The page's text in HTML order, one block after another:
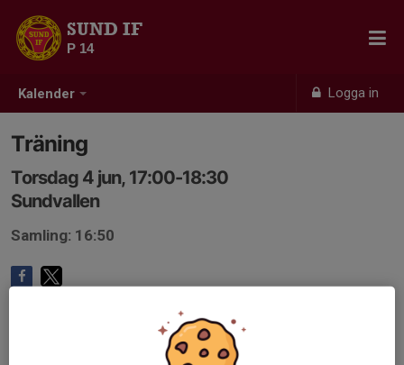
Kalender Logga in
SUND IF
P 14
Träning
Torsdag 4 jun, 17:00-18:30
Sundvallen
Samling: 16:50